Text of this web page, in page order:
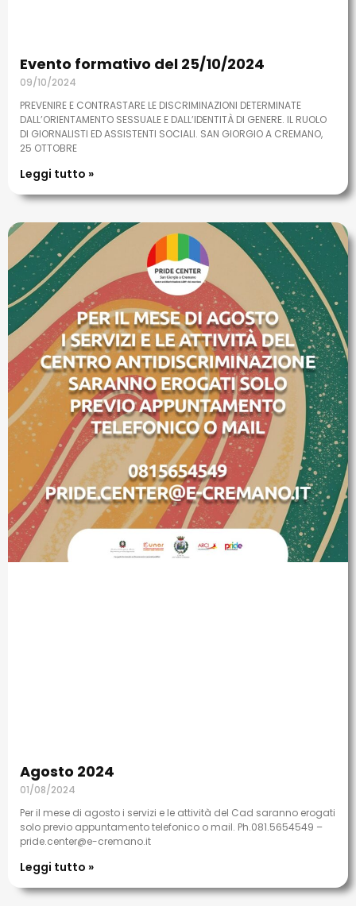
Evento formativo del 25/10/2024
09/10/2024
PREVENIRE E CONTRASTARE LE DISCRIMINAZIONI DETERMINATE
DALL’ORIENTAMENTO SESSUALE E DALL’IDENTITÀ DI GENERE. IL RUOLO
DI GIORNALISTI ED ASSISTENTI SOCIALI. SAN GIORGIO A CREMANO,
25 OTTOBRE
Leggi tutto »
Agosto 2024
01/08/2024
Per il mese di agosto i servizi e le attività del Cad saranno erogati
solo previo appuntamento telefonico o mail. Ph.081.5654549 –
pride.center@e-cremano.it
Leggi tutto »